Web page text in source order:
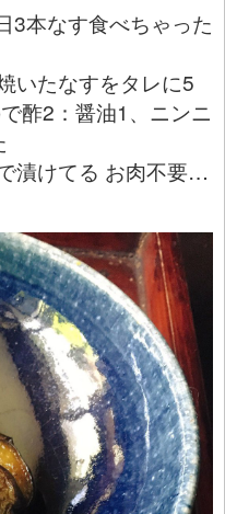
3本なす食べちゃった
いたなすをタレに5
酢2：醤油1、ニンニ
漬けてる お肉不要…